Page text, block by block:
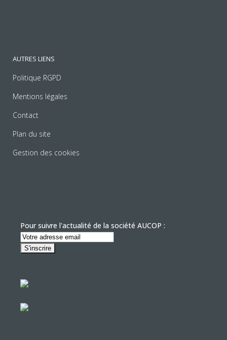
AUTRES LIENS
Politique RGPD
Mentions légales
Contact
Plan du site
Gestion des cookies
Pour suivre l'actualité de la société AUCOP :